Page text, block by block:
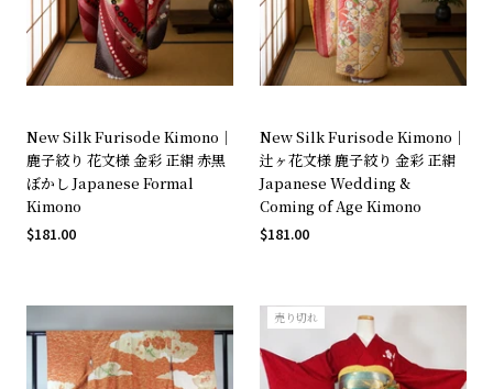
New Silk Furisode Kimono｜
鹿子絞り 花文様 金彩 正絹 赤黒
ぼかし Japanese Formal
Kimono
$181.00
New Silk Furisode Kimono｜
辻ヶ花文様 鹿子絞り 金彩 正絹
Japanese Wedding &
Coming of Age Kimono
$181.00
売り切れ